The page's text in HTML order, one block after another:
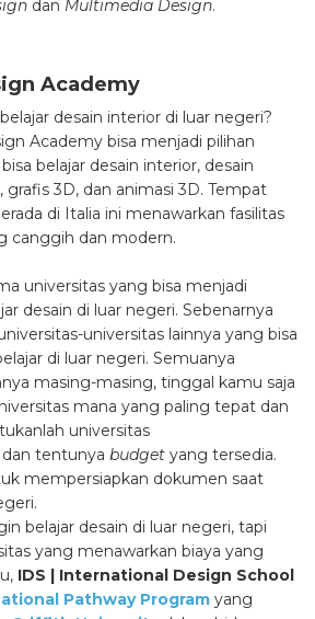
dan Multimedia Design.
Academy
desain interior di luar negeri?
Academy bisa menjadi pilihan
belajar desain interior, desain
grafis 3D, dan animasi 3D. Tempat
di Italia ini menawarkan fasilitas
canggih dan modern.
universitas yang bisa menjadi
desain di luar negeri. Sebenarnya
universitas lainnya yang bisa
di luar negeri. Semuanya
masing-masing, tinggal kamu saja
mana yang paling tepat dan
universitas
dan tentunya budget yang tersedia.
mempersiapkan dokumen saat
belajar desain di luar negeri, tapi
yang menawarkan biaya yang
IDS | International Design School
Pathway Program yang